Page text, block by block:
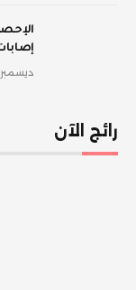
ديسمبر 4, 2025
رائج الآن